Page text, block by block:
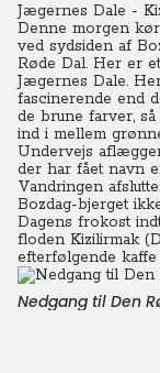
Jægernes Dale -
Denne morgen
ved sydsiden af
Røde Dal. Her er
Jægernes Dale.
fascinerende end
de brune farver,
ind i mellem
Undervejs
der har fået navn
Vandringen
Bozdag-bjerget
Dagens frokost
floden Kizilirmak
efterfølgende
Nedgang til Den